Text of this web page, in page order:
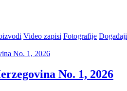
Video zapisi Fotografije Događaji
No. 1, 2026